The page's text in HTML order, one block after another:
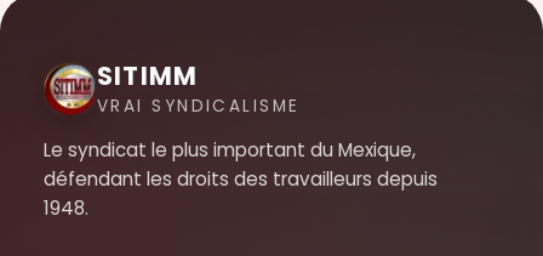
SITIMM
VRAI SYNDICALISME
Le syndicat le plus important du Mexique,
défendant les droits des travailleurs depuis
1948.